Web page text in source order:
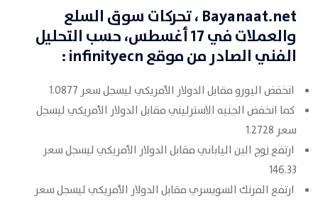
Bayanaat.net، تحركات سوق السلع
والعملات في 17 أغسطس ، حسب التحليل
الفني الصادر من موقعinfinityecn
:
انخفض اليورو مقابل الدولار الأمريكي ليسجل سعر 1.0877
كما انخفض الجنيه الاسترليني مقابل الدولار الأمريكي ليسجل
سعر 1.2728
ارتفع زوج الين الياباني مقابل الدولار الأمريكي ليسجل سعر
146.33
ارتفع الفرنك السويسري مقابل الدولار الأمريكي ليسجل سعر